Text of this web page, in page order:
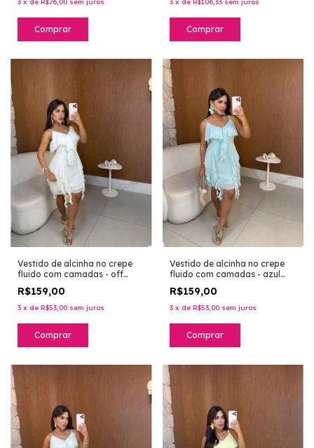
3 x de R$76,00 sem juros
Comprar
3 x de R$106,33 sem juros
Comprar
Vestido de alcinha no crepe
fluido com camadas - off
R$159,00
3 x de R$53,00 sem juros
Comprar
Vestido de alcinha no crepe
fluido com camadas - azul
R$159,00
3 x de R$53,00 sem juros
Comprar